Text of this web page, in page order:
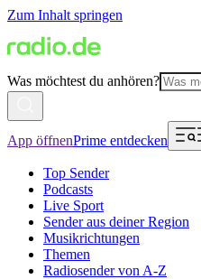
Zum Inhalt springen
Was möchtest du anhören?
App öffnenPrime entdecken
Top Sender
Podcasts
Live Sport
Sender aus deiner Region
Musikrichtungen
Themen
Radiosender von A-Z